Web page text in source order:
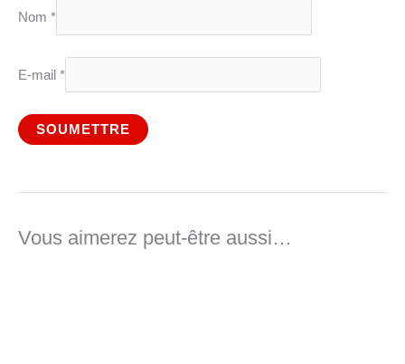
Nom *
E-mail *
Vous aimerez peut-être aussi…